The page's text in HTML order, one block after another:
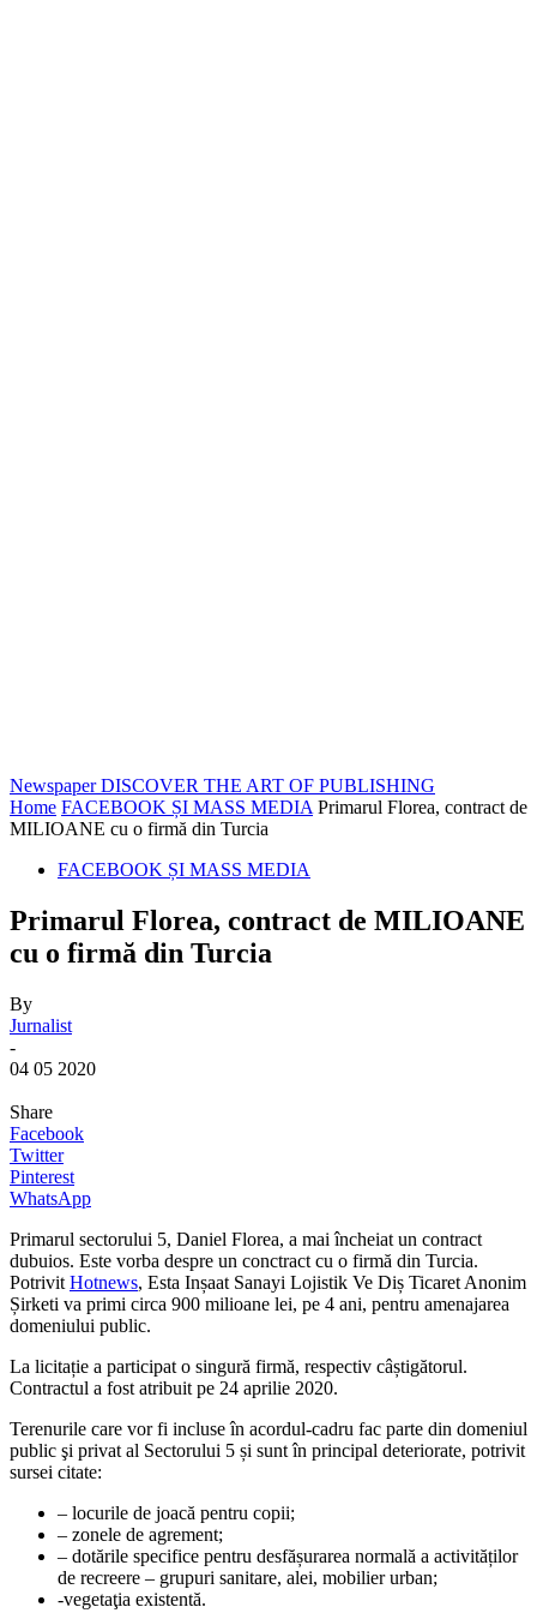
Newspaper DISCOVER THE ART OF PUBLISHING
Home FACEBOOK ȘI MASS MEDIA Primarul Florea, contract de
MILIOANE cu o firmă din Turcia
FACEBOOK ȘI MASS MEDIA
Primarul Florea, contract de MILIOANE
cu o firmă din Turcia
By
Jurnalist
-
04 05 2020
Share
Facebook
Twitter
Pinterest
WhatsApp
Primarul sectorului 5, Daniel Florea, a mai încheiat un contract
dubuios. Este vorba despre un conctract cu o firmă din Turcia.
Potrivit Hotnews, Esta Inșaat Sanayi Lojistik Ve Diș Ticaret Anonim
Șirketi va primi circa 900 milioane lei, pe 4 ani, pentru amenajarea
domeniului public.
La licitație a participat o singură firmă, respectiv câștigătorul.
Contractul a fost atribuit pe 24 aprilie 2020.
Terenurile care vor fi incluse în acordul-cadru fac parte din domeniul
public şi privat al Sectorului 5 și sunt în principal deteriorate, potrivit
sursei citate:
– locurile de joacă pentru copii;
– zonele de agrement;
– dotările specifice pentru desfășurarea normală a activităților
de recreere – grupuri sanitare, alei, mobilier urban;
-vegetaţia existentă.